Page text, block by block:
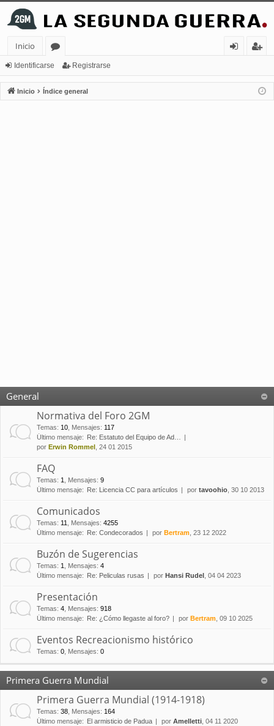
Inicio
or
os
nt
ifi
ist
ra
Identificarse Registrarse
Inicio Índice general
General
Normativa del Foro 2GM
Temas: 10 Mensajes: 117
Último mensaje:
Re: Estatuto del Equipo de Ad…
por Erwin Rommel , 24 01 2015
FAQ
Temas: 1 Mensajes: 9
Último mensaje:
Re: Licencia CC para artículos por tavoohio , 30 10 2013
Comunicados
Temas: 11 Mensajes: 4255
Último mensaje:
Re: Condecorados por Bertram , 23 12 2022
Buzón de Sugerencias
Temas: 1 Mensajes: 4
Último mensaje:
Re: Peliculas rusas por Hansi Rudel , 04 04 2023
Presentación
Temas: 4 Mensajes: 918
Último mensaje:
Re: ¿Cómo llegaste al foro? por Bertram , 09 10 2025
Eventos Recreacionismo histórico
Temas: 0 Mensajes: 0
Primera Guerra Mundial
Primera Guerra Mundial (1914-1918)
Temas: 38 Mensajes: 164
Último mensaje:
El armisticio de Padua por Amelletti , 04 11 2020